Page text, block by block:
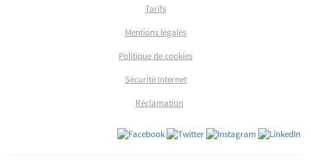
Tarifs
Mentions légales
Politique de cookies
Sécurité Internet
Réclamation